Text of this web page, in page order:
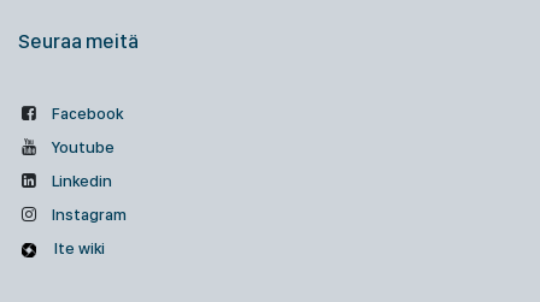
Seuraa meitä
Facebook
Youtube
Linkedin
Instagram
Ite wiki